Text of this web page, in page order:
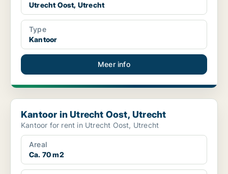
Utrecht Oost, Utrecht
Type
Kantoor
Meer info
Kantoor in Utrecht Oost, Utrecht
Kantoor in Utrecht Oost, Utrecht
Kantoor for rent in Utrecht Oost, Utrecht
Areal
Ca. 70 m2